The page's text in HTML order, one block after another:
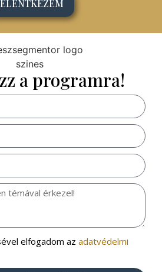
a programra!
elfogadom az adatvédelmi